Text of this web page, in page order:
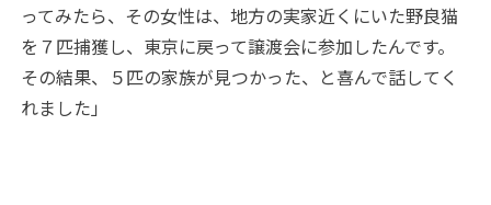
ってみたら、その女性は、地方の実家近くにいた野良猫
を７匹捕獲し、東京に戻って譲渡会に参加したんです。
その結果、５匹の家族が見つかった、と喜んで話してく
れました」